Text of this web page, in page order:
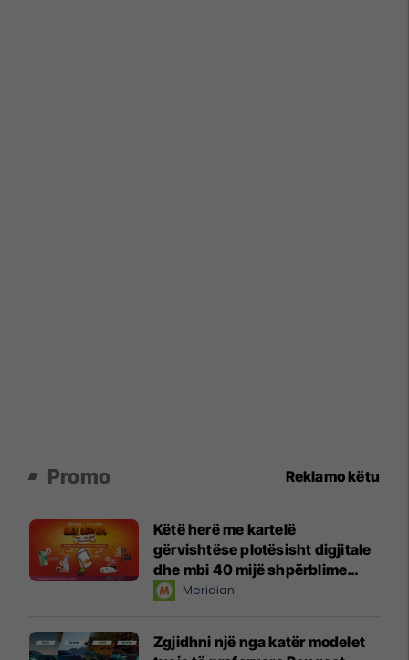
Promo Reklamo këtu
Këtë herë me kartelë
gërvishtëse plotësisht digjitale
dhe mbi 40 mijë shpërblime
instant!Meridian
Zgjidhni një nga katër modelet